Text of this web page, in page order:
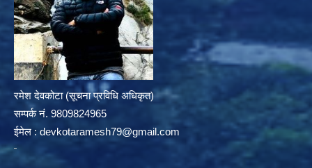
रमेश देवकोटा (सूचना प्रविधि अधिकृत)
सम्पर्क न‌ं. 9809824965
ईमेल : devkotaramesh79@gmail.com